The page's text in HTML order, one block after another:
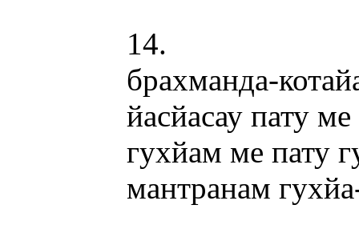
14.
брахманда-
йасйасау пату
гухйам ме пату
мантранам